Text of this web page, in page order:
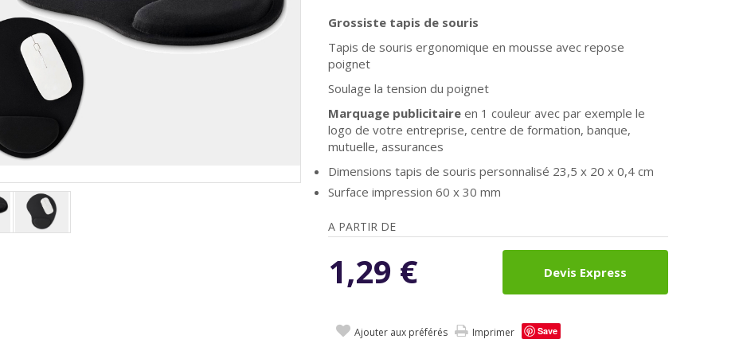
Grossiste tapis de souris
Tapis de souris ergonomique en mousse avec repose
poignet
Soulage la tension du poignet
Marquage publicitaireen 1 couleur avec par exemple le
logo de votre entreprise, centre de formation, banque,
mutuelle, assurances
Dimensions tapis de souris personnalisé 23,5 x 20 x 0,4 cm
Surface impression 60 x 30 mm
A PARTIR DE
1,29 € Devis Express
Ajouter aux préférés Imprimer Save